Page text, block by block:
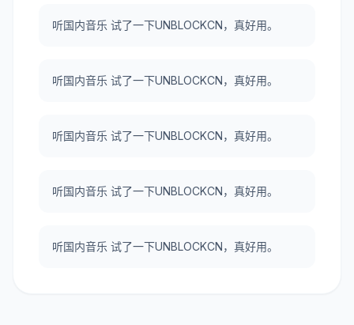
听国内音乐 试了一下UNBLOCKCN，真好用。
听国内音乐 试了一下UNBLOCKCN，真好用。
听国内音乐 试了一下UNBLOCKCN，真好用。
听国内音乐 试了一下UNBLOCKCN，真好用。
听国内音乐 试了一下UNBLOCKCN，真好用。